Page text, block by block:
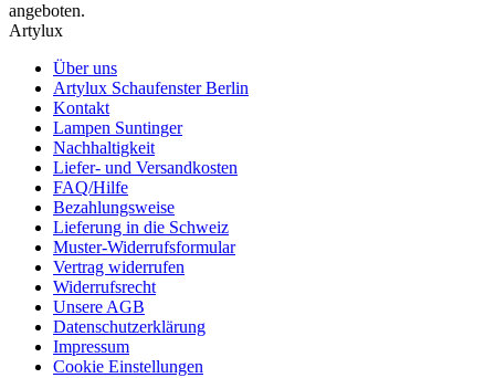
angeboten.
Artylux
Über uns
Artylux Schaufenster Berlin
Kontakt
Lampen Suntinger
Nachhaltigkeit
Liefer- und Versandkosten
FAQ/Hilfe
Bezahlungsweise
Lieferung in die Schweiz
Muster-Widerrufsformular
Vertrag widerrufen
Widerrufsrecht
Unsere AGB
Datenschutzerklärung
Impressum
Cookie Einstellungen